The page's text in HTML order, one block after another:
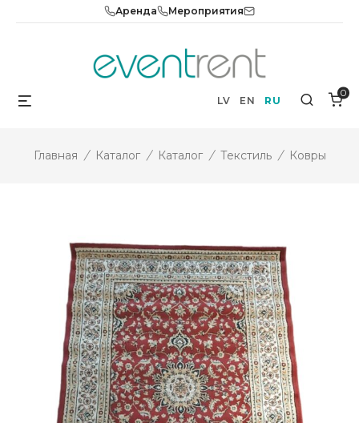
Аренда Мероприятия
LV EN RU Search
0
Главная / Каталог / Каталог / Текстиль / Ковры